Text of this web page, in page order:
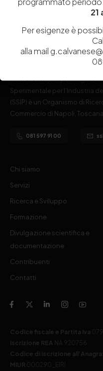
Istituita a Napoli per Regio
Sperimentale per l’Industria
(SSIP) è un Organismo di
Commercio di Napoli,
081 597 91 00
Chi siamo
Servizi
Ricerca e Sviluppo
Formazione
Divulgazione scientifica e
documentazione
Contribuenti
Contatti
Codice fiscale e Partita Iva
Iscrizione REA NA 920756
Codice di iscrizione
MIUR 000290_EIRI
21
Per esigenze è
alla mail